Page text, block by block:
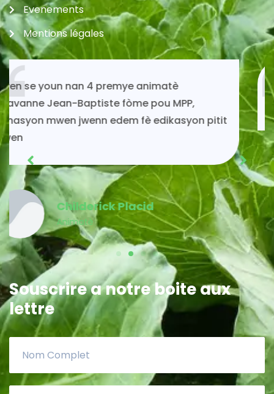
Evenements
Mentions légales
Si mwen kontinye ap viv toujou gras ak
solidarite MPP.
Acénès Jeune
Membre MPP
Souscrire a notre boite aux
lettre